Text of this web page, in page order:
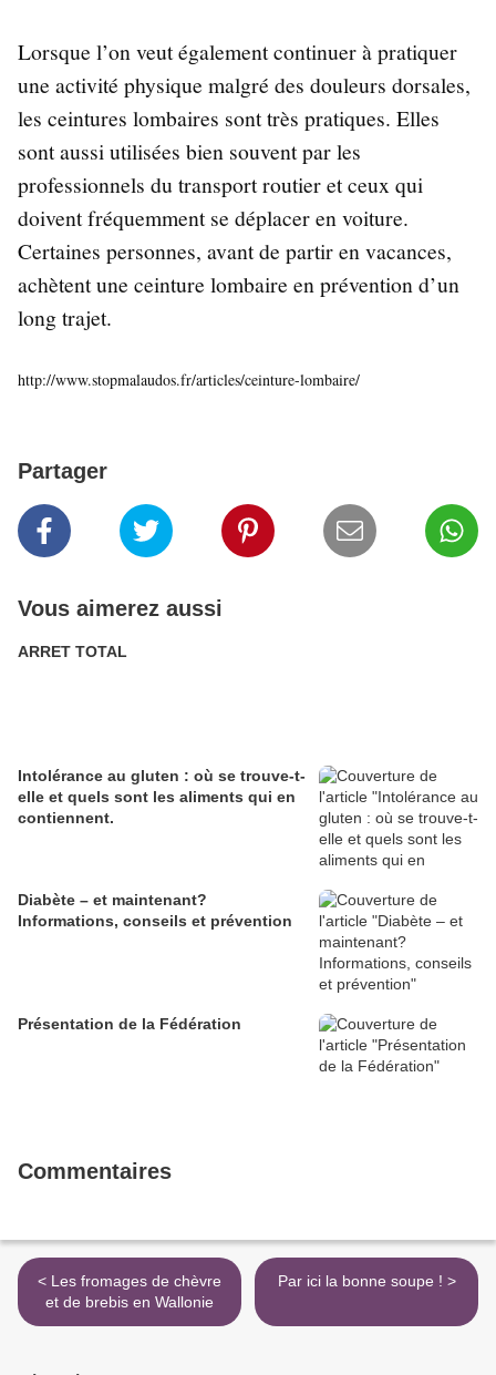
Lorsque l’on veut également continuer à pratiquer
une activité physique malgré des douleurs dorsales,
les ceintures lombaires sont très pratiques. Elles
sont aussi utilisées bien souvent par les
professionnels du transport routier et ceux qui
doivent fréquemment se déplacer en voiture.
Certaines personnes, avant de partir en vacances,
achètent une ceinture lombaire en prévention d’un
long trajet.
http://www.stopmalaudos.fr/articles/ceinture-lombaire/
Partager
Vous aimerez aussi
ARRET TOTAL
Intolérance au gluten : où se trouve-t-
elle et quels sont les aliments qui en
contiennent.
Diabète – et maintenant?
Informations, conseils et prévention
Présentation de la Fédération
Commentaires
< Les fromages de chèvre
et de brebis en Wallonie
Par ici la bonne soupe ! >